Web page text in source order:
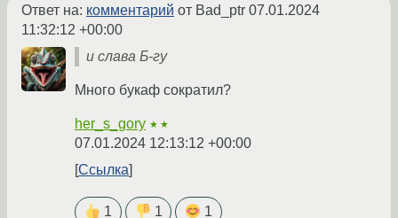
Ответ на: комментарий от Bad_ptr 07.01.2024
11:32:12 +00:00
и слава Б-гу
Много букаф сократил?
her_s_gory ★★
07.01.2024 12:13:12 +00:00
Ссылка
1 1 1